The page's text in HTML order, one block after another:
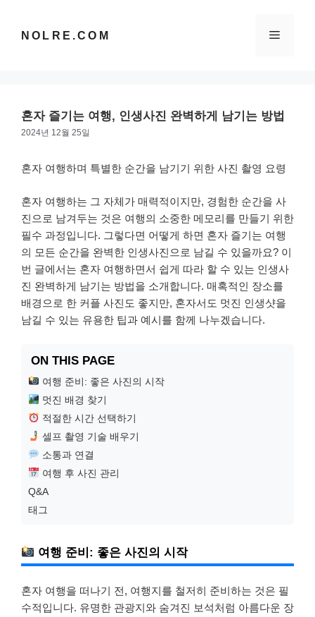
NOLRE.COM 메
혼자 즐기는 여행, 인생사진 완벽하게 남기는 방법
2024년 12월 25일
혼자 여행하며 특별한 순간을 남기기 위한 사진 촬영 요령
혼자 여행하는 그 자체가 매력적이지만, 경험한 순간을 사
진으로 남겨두는 것은 여행의 소중한 메모리를 만들기 위한
필수 과정입니다. 그렇다면 어떻게 하면 혼자 즐기는 여행
의 모든 순간을 완벽한 인생사진으로 남길 수 있을까요? 이
번 글에서는 혼자 여행하면서 쉽게 따라 할 수 있는 인생사
진 완벽하게 남기는 방법을 소개합니다. 매혹적인 장소를
배경으로 한 커플 사진도 좋지만, 혼자서도 멋진 인생샷을
남길 수 있는 유용한 팁과 예시를 함께 나누겠습니다.
ON THIS PAGE
여행 준비: 좋은 사진의 시작
멋진 배경 찾기
적절한 시간 선택하기
셀프 촬영 기술 배우기
소통과 연결
여행 후 사진 관리
Q&A
태그
여행 준비: 좋은 사진의 시작
혼자 여행을 떠나기 전, 여행지를 철저히 준비하는 것은 필
수적입니다. 유명한 관광지와 숨겨진 보석처럼 아름다운 장